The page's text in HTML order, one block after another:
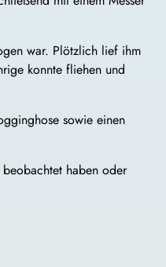
war. Plötzlich lief ihm
konnte fliehen und
sowie einen
haben oder